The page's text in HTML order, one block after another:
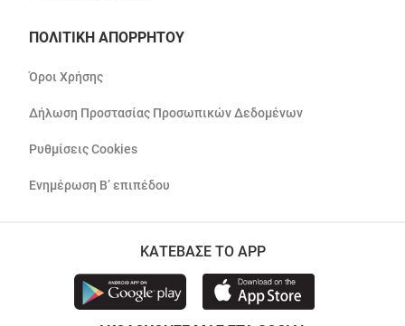
ΠΟΛΙΤΙΚΗ ΑΠΟΡΡΗΤΟΥ
Όροι Χρήσης
Δήλωση Προστασίας Προσωπικών Δεδομένων
Ρυθμίσεις Cookies
Ενημέρωση Β’ επιπέδου
ΚΑΤΕΒΑΣΕ ΤΟ APP